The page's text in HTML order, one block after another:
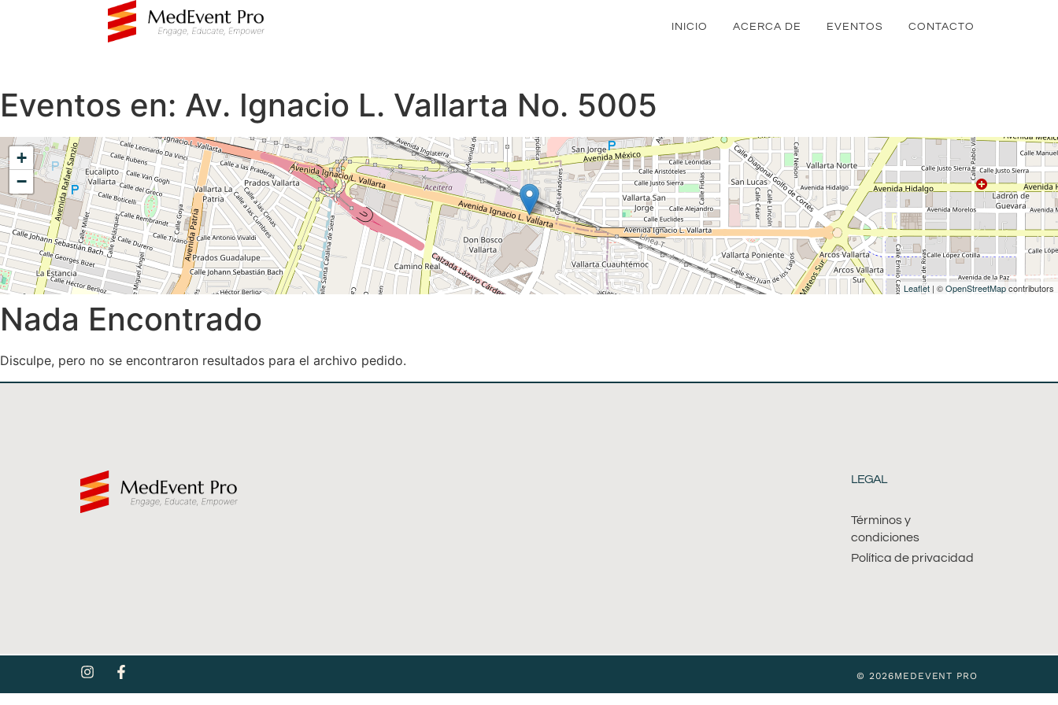
INICIO ACERCA DE EVENTOS CONTACTO
Eventos en: Av. Ignacio L. Vallarta No. 5005
+
−
Leaflet | ©OpenStreetMapcontributors
Nada Encontrado
Disculpe, pero no se encontraron resultados para el archivo pedido.
LEGAL
Términos y
condiciones
Política de privacidad
© 2026MEDEVENT PRO